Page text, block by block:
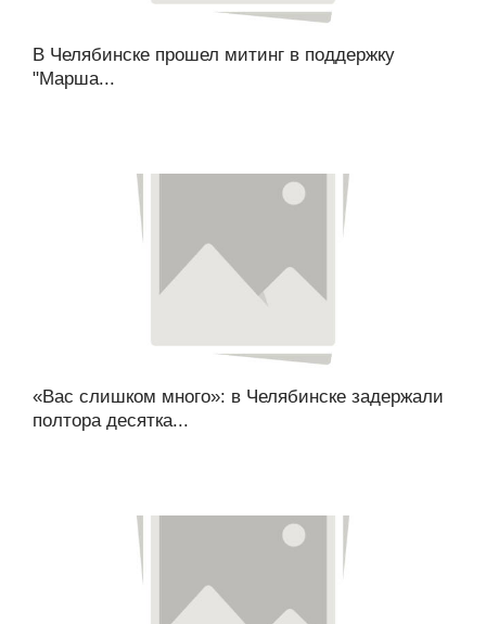
В Челябинске прошел митинг в поддержку
"Марша...
«Вас слишком много»: в Челябинске задержали
полтора десятка...